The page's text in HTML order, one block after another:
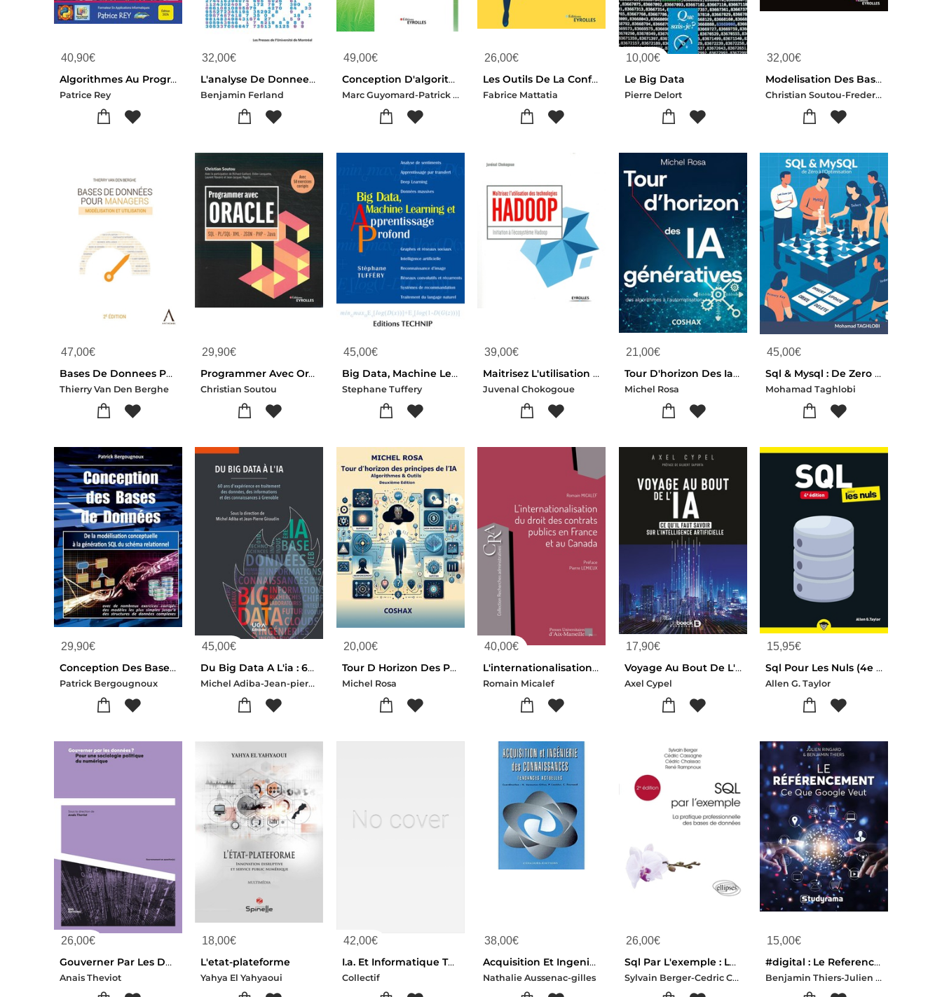
40,90€
Algorithmes Au Programme Nsi Classes Premiere Et Terminale : Python Et Notebook Jupyter
Patrice Rey
32,00€
L'analyse De Donnees Avec Stata
Benjamin Ferland
49,00€
Conception D'algorithmes ; 150 Exercices Corriges
Marc Guyomard-Patrick Bosc-Laurent Miclet
26,00€
Les Outils De La Conformite Rgpd Et Du Dpo : S'organiser Pour Proteger Les Donnees Personnelles De L'entreprise
Fabrice Mattatia
10,00€
Le Big Data
Pierre Delort
32,00€
Modelisation Des Bases De Donnees
Christian Soutou-Frederic Brouard
47,00€
Bases De Donnees Pour Managers : Modelisation Et Utilisation
Thierry Van Den Berghe
29,90€
Programmer Avec Oracle ; Sql, Pl/sql, Xml, Json, Php, Java ; Avec 50 Exercices Corriges
Christian Soutou
45,00€
Big Data, Machine Learning Et Apprentissage Profond
Stephane Tuffery
39,00€
Maitrisez L'utilisation Des Technologies Hadoop
Juvenal Chokogoue
21,00€
Tour D'horizon Des Ia Generatives : Des Algorithmes A L'automatisation
Michel Rosa
45,00€
Sql & Mysql : De Zero A L'optimisation
Mohamad Taghlobi
29,90€
Conception Des Bases De Donnees : De La Modelisation Conceptuelle A La Generation Sql Du Schema Relationnel
Patrick Bergougnoux
45,00€
Du Big Data A L'ia : 60 Ans D'experience En Traitement Des Donnees, Des Informations Et Des Connaissances A Grenoble
Michel Adiba-Jean-pierre Giraudin-Collectif
20,00€
Tour D Horizon Des Principes De L'ia - Algorithmes & Outils - Deuxieme Edition
Michel Rosa
40,00€
L'internationalisation Du Droit Des Contrats Publics En France Et Au Canada
Romain Micalef
17,90€
Voyage Au Bout De L'ia : Ce Qu'il Faut Savoir Sur L'intelligence Artificielle
Axel Cypel
15,95€
Sql Pour Les Nuls (4e Edition)
Allen G. Taylor
26,00€
Gouverner Par Les Donnees ? Pour Une Sociologie Politique Du Numerique
Anais Theviot
18,00€
L'etat-plateforme
Yahya El Yahyaoui
42,00€
I.a. Et Informatique Theorique 2e Edition
Collectif
38,00€
Acquisition Et Ingenierie Des Connaissances
Nathalie Aussenac-gilles
26,00€
Sql Par L'exemple : La Pratique Professionnelle Des Bases De Donnees
Sylvain Berger-Cedric Cassagne-Cedric Chaissac-Rene Rampnoux
15,00€
#digital : Le Referencement ; Ce Que Google Veut
Benjamin Thiers-Julien Ringard